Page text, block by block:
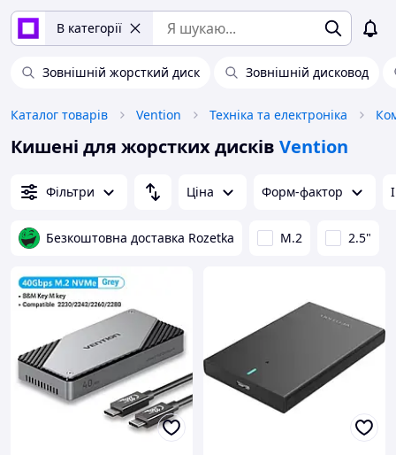
В категорії
Зовнішній жорсткий диск Зовнішній дисковод
Каталог товарів Vention Техніка та електроніка
Кишені для жорстких дисків Vention
Фільтри Ціна Форм-фактор
Безкоштовна доставка Rozetka M.2 2.5"